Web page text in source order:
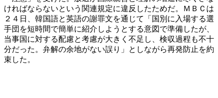
ければならないという関連規定に違反したためだ。ＭＢＣは
２４日、韓国語と英語の謝罪文を通じて「国別に入場する選
手団を短時間で簡単に紹介しようとする意図で準備したが、
当事国に対する配慮と考慮が大きく不足し、検収過程も不十
分だった。弁解の余地がない誤り」としながら再発防止を約
束した。